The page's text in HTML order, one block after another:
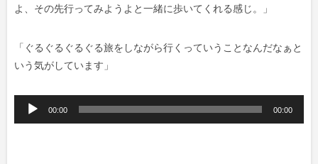
よ、その先行ってみようよと一緒に歩いてくれる感じ。」
「 ぐるぐるぐるぐる旅をしながら行くっていうことなんだなぁと
いう気がしています」
声
00:00 00:00